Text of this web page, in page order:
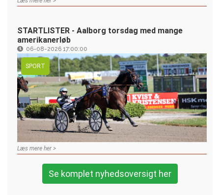
STARTLISTER - Aalborg torsdag med mange
amerikanerløb
06-08-2026 17:00:00
SPORT
Læs mere her >
Se komplet nyhedsoversigt her